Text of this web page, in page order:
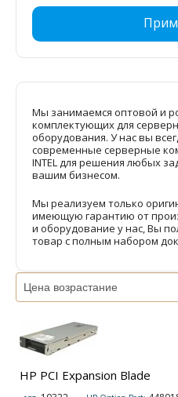
Мы занимаемся оптовой и
комплектующих для
оборудования. У нас вы
современные серверные
INTEL для решения любых
вашим бизнесом.
Мы реализуем только
имеющую гарантию от
и оборудование у нас, Вы
товар с полным набором
HP PCI Expansion Blade